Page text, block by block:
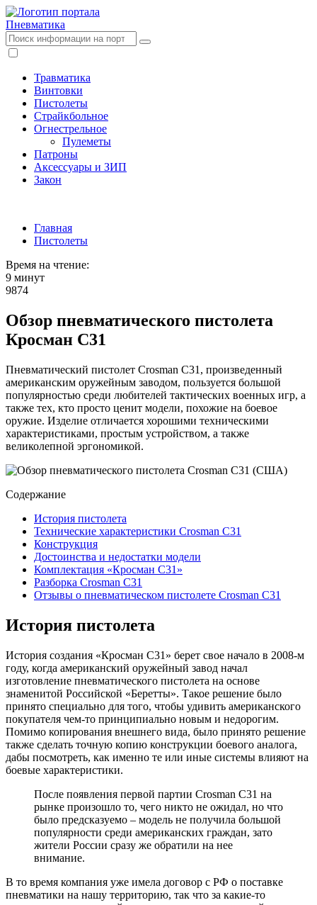
Пневматика
Травматика
Винтовки
Пистолеты
Страйкбольное
Огнестрельное
Пулеметы
Патроны
Аксессуары и ЗИП
Закон
Главная
Пистолеты
Время на чтение:
9 минут
9874
Обзор пневматического пистолета
Кросман С31
Пневматический пистолет Crosman C31, произведенный
американским оружейным заводом, пользуется большой
популярностью среди любителей тактических военных игр, а
также тех, кто просто ценит модели, похожие на боевое
оружие. Изделие отличается хорошими техническими
характеристиками, простым устройством, а также
великолепной эргономикой.
Содержание
История пистолета
Технические характеристики Crosman C31
Конструкция
Достоинства и недостатки модели
Комплектация «Кросман С31»
Разборка Crosman C31
Отзывы о пневматическом пистолете Crosman C31
История пистолета
История создания «Кросман C31» берет свое начало в 2008-м
году, когда американский оружейный завод начал
изготовление пневматического пистолета на основе
знаменитой Российской «Беретты». Такое решение было
принято специально для того, чтобы удивить американского
покупателя чем-то принципиально новым и недорогим.
Помимо копирования внешнего вида, было принято решение
также сделать точную копию конструкции боевого аналога,
дабы посмотреть, как именно те или иные системы влияют на
боевые характеристики.
После появления первой партии Crosman C31 на
рынке произошло то, чего никто не ожидал, но что
было предсказуемо – модель не получила большой
популярности среди американских граждан, зато
жители России сразу же обратили на нее
внимание.
В то время компания уже имела договор с РФ о поставке
пневматики на нашу территорию, так что за какие-то